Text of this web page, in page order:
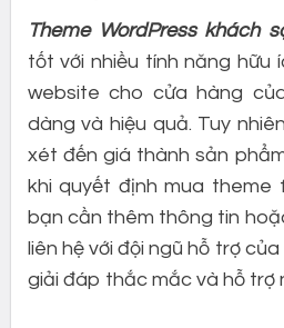
Theme WordPress khách
tốt với nhiều tính năng hữu
website cho cửa hàng
dàng và hiệu quả. Tuy
xét đến giá thành sản
khi quyết định mua theme
bạn cần thêm thông tin
liên hệ với đội ngũ hỗ trợ
giải đáp thắc mắc và hỗ trợ